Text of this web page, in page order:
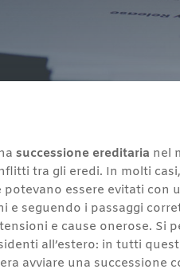
successione ereditaria nel
tra gli eredi. In molti
potevano essere evitati con
e seguendo i passaggi
e cause onerose. Si
all’estero: in tutti
avviare una successione